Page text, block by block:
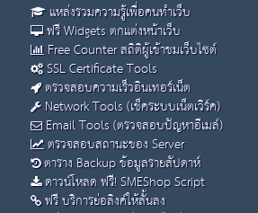
แหล่งรวมความรู้เพื่อคนทำเว็บ
ฟรี Widgets ตกแต่งหน้าเว็บ
Free Counter สถิติผู้เข้าชมเว็บไซต์
SSL Certificate Tools
ตรวจสอบความเร็วอินเทอร์เน็ต
Network Tools (เช็คระบบเน็ตเวิร์ค)
Email Tools (ตรวจสอบปัญหาอีเมล์)
ตรวจสอบสถานะของ Server
ตาราง Backup ข้อมูลรายสัปดาห์
ดาวน์โหลด ฟรี! SMEShop Script
ฟรี บริการย่อลิงค์ให้สั้นลง